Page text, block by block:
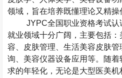
领域，旨在培养既懂理论又精操
JYPC全国职业资格考试
就业领域十分广阔，主要包括
容、皮肤管理、生活美容皮肤
询、美容仪器设备应用等。随
求的年轻化，无论是大型医美